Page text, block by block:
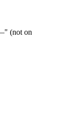
(not on